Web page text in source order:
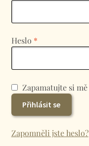
Heslo *Povinné
Zapamatujte si mě
Přihlásit se
Zapomněli jste heslo?